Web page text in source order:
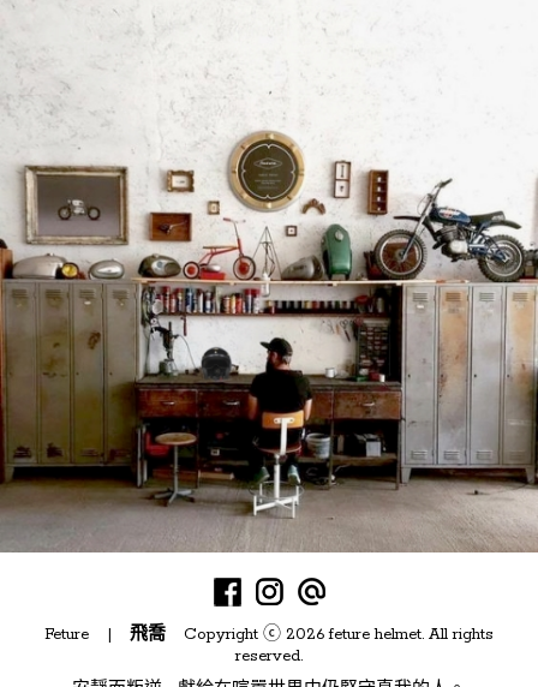
Feture | 飛喬 Copyright ⓒ 2026 feture helmet. All rights
reserved.